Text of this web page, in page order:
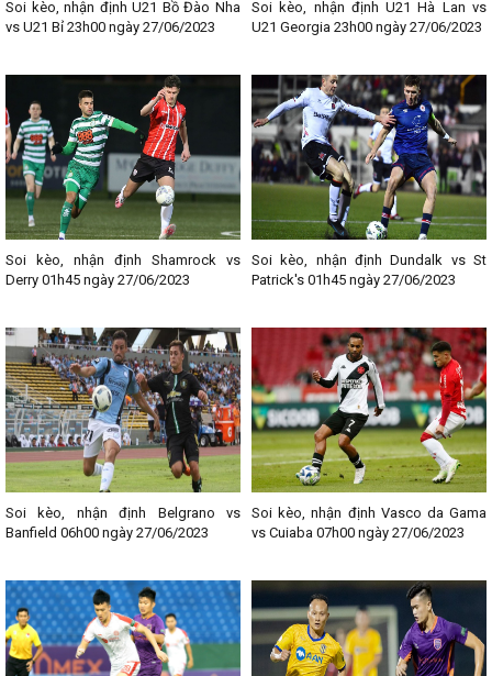
Soi kèo, nhận định U21 Bồ Đào Nha
vs U21 Bỉ 23h00 ngày 27/06/2023
Soi kèo, nhận định U21 Hà Lan vs
U21 Georgia 23h00 ngày 27/06/2023
Soi kèo, nhận định Shamrock vs
Derry 01h45 ngày 27/06/2023
Soi kèo, nhận định Dundalk vs St
Patrick's 01h45 ngày 27/06/2023
Soi kèo, nhận định Belgrano vs
Banfield 06h00 ngày 27/06/2023
Soi kèo, nhận định Vasco da Gama
vs Cuiaba 07h00 ngày 27/06/2023